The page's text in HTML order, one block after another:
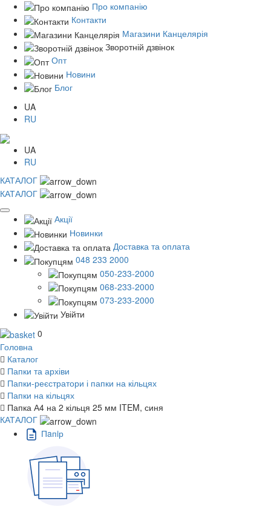
Про компанію
Контакти
Магазини Канцелярія
Зворотній дзвінок
Опт
Новини
Блог
UA
RU
UA
RU
КАТАЛОГ
КАТАЛОГ
Акції
Новинки
Доставка та оплата
048 233 2000
050-233-2000
068-233-2000
073-233-2000
Увійти
0
Головна
Каталог
Папки та архіви
Папки-реєстратори і папки на кільцях
Папки на кільцях
Папка А4 на 2 кільця 25 мм ITEM, синя
КАТАЛОГ
Пaпiр